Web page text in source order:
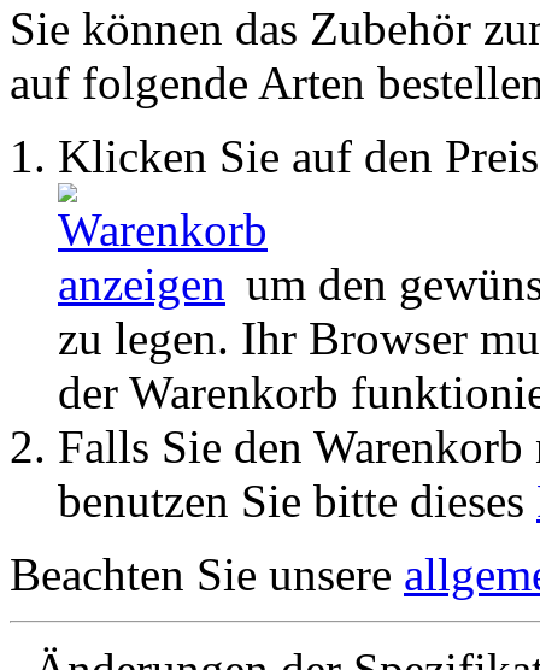
Sie können das Zubehör
auf folgende Arten
Klicken Sie auf den
um den
zu legen. Ihr Browser
der Warenkorb
Falls Sie den
benutzen Sie bitte dieses
Beachten Sie unsere